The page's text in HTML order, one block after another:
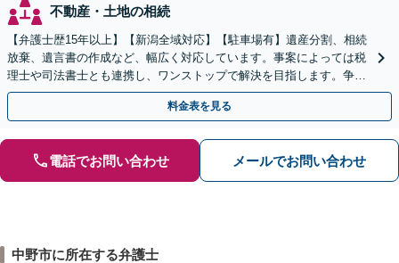
不動産・土地の相続
【弁護士歴15年以上】【新潟全域対応】【駐車場有】遺産分割、相続
放棄、遺言書の作成など、幅広く対応しています。事案によっては税
理士や司法書士とも連携し、ワンストップで解決を目指します。争い
を防ぐためにもぜひご相談ください。【分割払い可】
料金表を見る
電話でお問い合わせ メールでお問い合わせ
中野市に所在する弁護士